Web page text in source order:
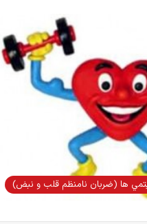
ها (ضربان نامنظم قلب و نبض)